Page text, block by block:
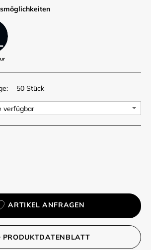
50 Stück
ARTIKEL ANFRAGEN
PRODUKTDATENBLATT